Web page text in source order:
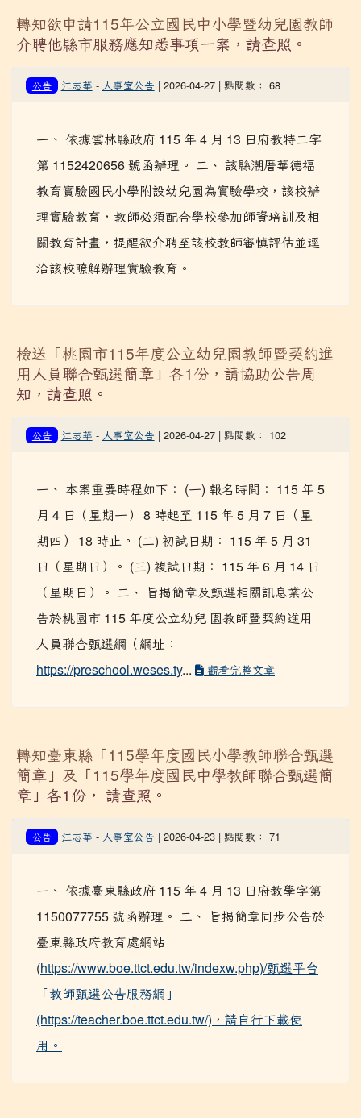
轉知欲申請115年公立國民中小學暨幼兒園教師
介聘他縣市服務應知悉事項一案，請查照。
公告 江志華 - 人事室公告 | 2026-04-27 | 點閱數： 68
一、 依據雲林縣政府 115 年 4 月 13 日府教特二字
第 1152420656 號函辦理。 二、 該縣潮厝華德福
教育實驗國民小學附設幼兒園為實驗學校，該校辦
理實驗教育，教師必須配合學校參加師資培訓及相
關教育計畫，提醒欲介聘至該校教師審慎評估並逕
洽該校瞭解辦理實驗教育。
檢送「桃園市115年度公立幼兒園教師暨契約進
用人員聯合甄選簡章」各1份，請協助公告周
知，請查照。
公告 江志華 - 人事室公告 | 2026-04-27 | 點閱數： 102
一、 本案重要時程如下： (一) 報名時間： 115 年 5
月 4 日（星期一） 8 時起至 115 年 5 月 7 日（星
期四） 18 時止。 (二) 初試日期： 115 年 5 月 31
日（星期日）。 (三) 複試日期： 115 年 6 月 14 日
（星期日）。 二、 旨揭簡章及甄選相關訊息業公
告於桃園市 115 年度公立幼兒 園教師暨契約進用
人員聯合甄選網（網址：
https://preschool.weses.ty... 觀看完整文章
轉知臺東縣「115學年度國民小學教師聯合甄選
簡章」及「115學年度國民中學教師聯合甄選簡
章」各1份， 請查照。
公告 江志華 - 人事室公告 | 2026-04-23 | 點閱數： 71
一、 依據臺東縣政府 115 年 4 月 13 日府教學字第
1150077755 號函辦理。 二、 旨揭簡章同步公告於
臺東縣政府教育處網站
(https://www.boe.ttct.edu.tw/indexw.php)/甄選平台
「教師甄選公告服務網」
(https://teacher.boe.ttct.edu.tw/)，請自行下載使
用。